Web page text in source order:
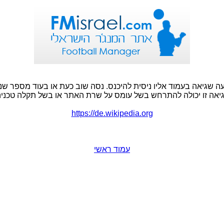
שגיאה בעמוד אליו ניסית להיכנס. נסה שוב כעת או בעוד מספר
זו יכולה להתרחש בשל עומס על שרת האתר או בשל תקלה
https://de.wikipedia.org
עמוד ראשי